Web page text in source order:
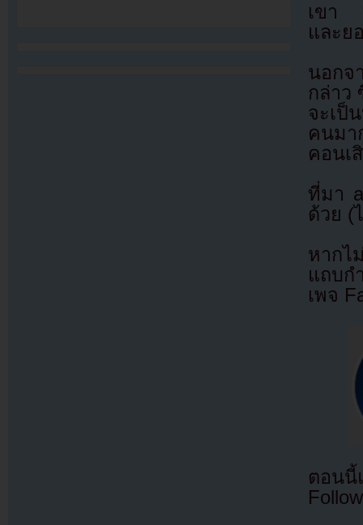
เขา
และย
นอกจ
กล่าว
จะเป็
คนม
คอนเ
ที่มา
ด้วย (
หากไ
แถบก
เพจ
ตอนนี้